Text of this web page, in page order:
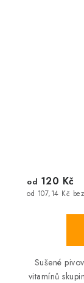
od 107,14 Kč
od 120 Kč
Sušené
vitamínů